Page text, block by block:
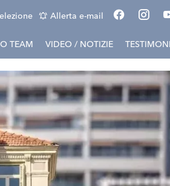
Allerta e-mail
TEAM VIDEO / NOTIZIE